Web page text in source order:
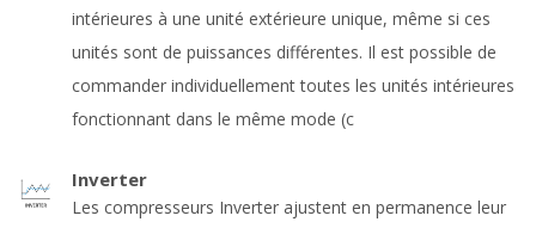
intérieures à une unité extérieure unique, même si ces
unités sont de puissances différentes. Il est possible de
commander individuellement toutes les unités intérieures
fonctionnant dans le même mode (c
Inverter
Les compresseurs Inverter ajustent en permanence leur